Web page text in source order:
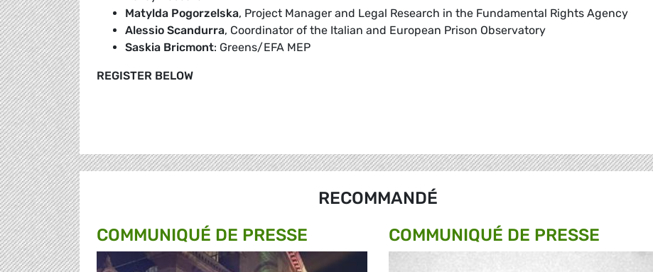
Matylda Pogorzelska, Project Manager and Legal Research in the Fundamental Rights Agency
Alessio Scandurra, Coordinator of the Italian and European Prison Observatory
Saskia Bricmont: Greens/EFA MEP
REGISTER BELOW
RECOMMANDÉ
COMMUNIQUÉ DE PRESSE
COMMUNIQUÉ DE PRESSE